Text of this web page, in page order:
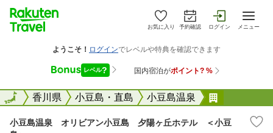
お気に入り 予約確認 ログイン メニュー
全国香川県 小豆島・直島 小豆島温泉
全国
小豆島温泉 オリビアン小豆島 夕陽ヶ丘ホテル ＜小豆